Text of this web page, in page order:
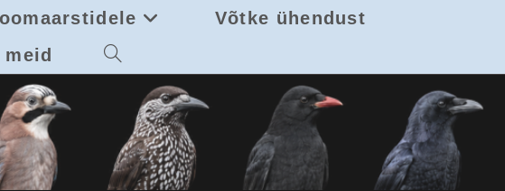
Võtke ühendust
Toggle
search